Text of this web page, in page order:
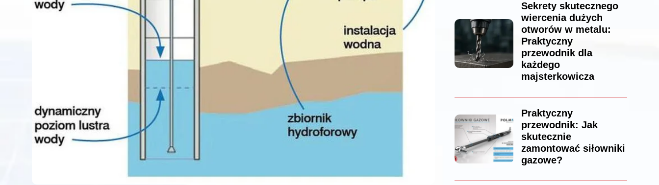
Sekrety skutecznego
wiercenia dużych
otworów w metalu:
Praktyczny
przewodnik dla
każdego
majsterkowicza
Praktyczny
przewodnik: Jak
skutecznie
zamontować siłowniki
gazowe?